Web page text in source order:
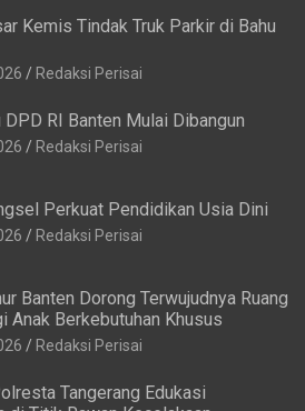
Kemis Tindak Truk Parkir di Bahu
Redaksi Perisai
DPD RI Banten Mulai Dibangun
Redaksi Perisai
Perkuat Pendidikan Usia Dini
Redaksi Perisai
Banten Dorong Terwujudnya Ruang
Anak Berkebutuhan Khusus
Redaksi Perisai
Tangerang Edukasi